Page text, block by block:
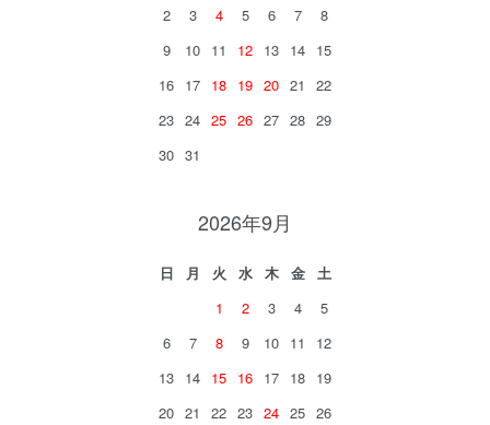
2
3 4 5 6 7
8
9
10 11 12 13 14 15
16 17 18 19 20 21
22
23 24 25 26 27 28 29
30 31
2026年9月
日 月 火 水 木 金
土
1
2 3 4
5
6
7 8 9 10 11
12
13 14 15 16 17 18 19
20 21 22 23 24 25 26